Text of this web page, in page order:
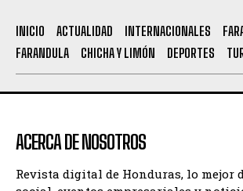
INICIO ACTUALIDAD INTERNACIONALES
FARANDULA
CHICHA Y LIMÓN DEPORTES
ACERCA DE NOSOTROS
Revista digital de Honduras, lo mejor